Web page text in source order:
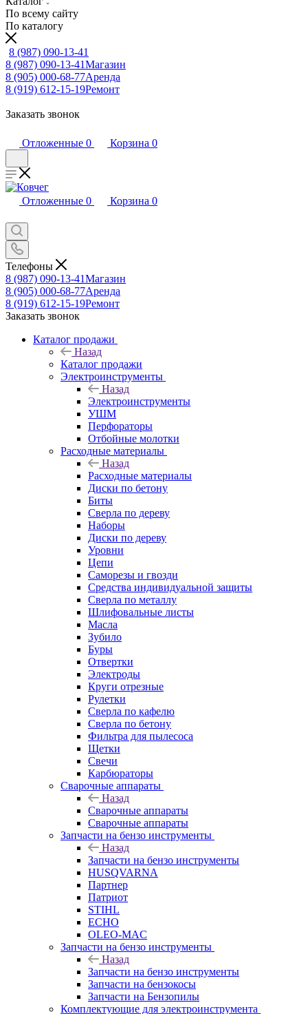
По всему сайту
По каталогу
8 (987) 090-13-41
8 (987) 090-13-41Магазин
8 (905) 000-68-77Аренда
8 (919) 612-15-19Ремонт
Заказать звонок
Отложенные 0 Корзина 0
Отложенные 0 Корзина 0
Телефоны
8 (987) 090-13-41Магазин
8 (905) 000-68-77Аренда
8 (919) 612-15-19Ремонт
Заказать звонок
Каталог продажи
Назад
Каталог продажи
Электроинструменты
Назад
Электроинструменты
УШМ
Перфораторы
Отбойные молотки
Расходные материалы
Назад
Расходные материалы
Диски по бетону
Биты
Сверла по дереву
Наборы
Диски по дереву
Уровни
Цепи
Саморезы и гвозди
Средства индивидуальной защиты
Сверла по металлу
Шлифовальные листы
Масла
Зубило
Буры
Отвертки
Электроды
Круги отрезные
Рулетки
Сверла по кафелю
Сверла по бетону
Фильтра для пылесоса
Щетки
Свечи
Карбюраторы
Сварочные аппараты
Назад
Сварочные аппараты
Сварочные аппараты
Запчасти на бензо инструменты
Назад
Запчасти на бензо инструменты
HUSQVARNA
Партнер
Патриот
STIHL
ECHO
OLEO-MAC
Запчасти на бензо инструменты
Назад
Запчасти на бензо инструменты
Запчасти на бензокосы
Запчасти на Бензопилы
Комплектующие для электроинструмента